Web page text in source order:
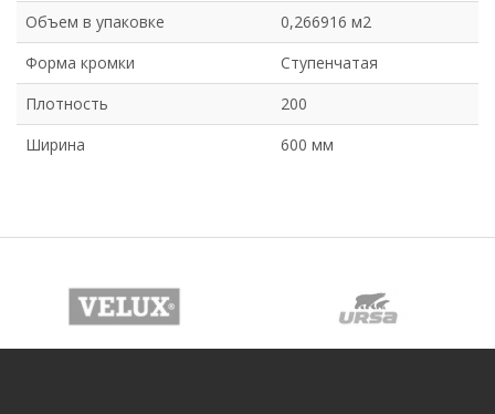
Объем в упаковке
0,266916 м2
Форма кромки
Ступенчатая
Плотность
200
Ширина
600 мм